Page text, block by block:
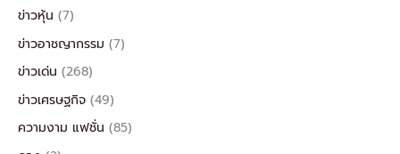
ข่าวหุ้น (7)
ข่าวอาชญากรรม (7)
ข่าวเด่น (268)
ข่าวเศรษฐกิจ (49)
ความงาม แฟชั่น (85)